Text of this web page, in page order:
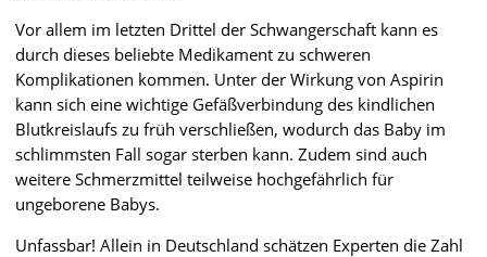
Vor allem im letzten Drittel der Schwangerschaft kann es
durch dieses beliebte Medikament zu schweren
Komplikationen kommen. Unter der Wirkung von Aspirin
kann sich eine wichtige Gefäßverbindung des kindlichen
Blutkreislaufs zu früh verschließen, wodurch das Baby im
schlimmsten Fall sogar sterben kann. Zudem sind auch
weitere Schmerzmittel teilweise hochgefährlich für
ungeborene Babys.
Unfassbar! Allein in Deutschland schätzen Experten die Zahl